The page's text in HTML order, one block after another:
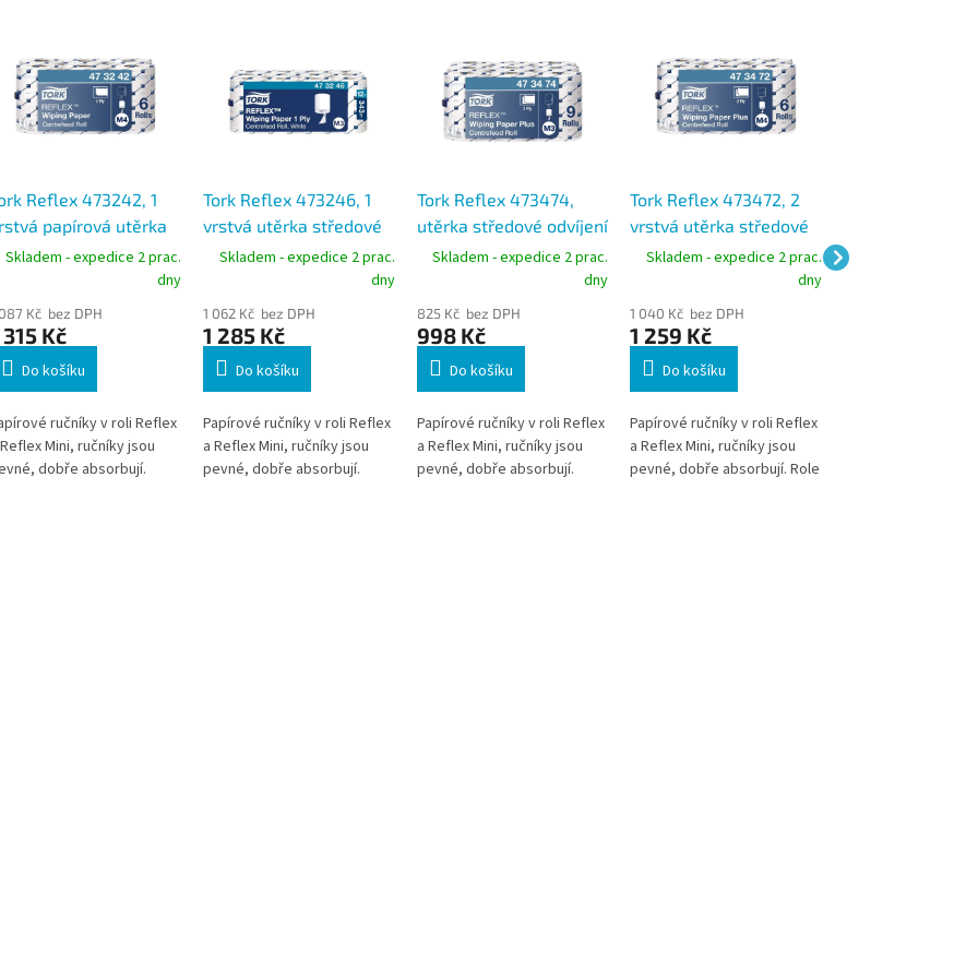
Reflex 473242, 1
papírová utěrka
středové odvíjení bílá,
6 rolí
Skladem - expedice 2 prac.
dny
Kč bez DPH
315 Kč
Do košíku
ručníky v roli Reflex
Mini, ručníky jsou
dobře absorbují.
Tork Reflex 473246, 1
vrstvá utěrka středové
odvíjení bílá, návin 120
Skladem - expedice 2 prac.
dny
1 062 Kč bez DPH
1 285 Kč
Do košíku
Papírové ručníky v roli Reflex
a Reflex Mini, ručníky jsou
pevné, dobře absorbují.
Tork Reflex 473474,
utěrka středové odvíjení
mini bílá 2 vrstvá, návin
67 m, M3, karton 9 rolí
Skladem - expedice 2 prac.
dny
825 Kč bez DPH
998 Kč
Do košíku
Papírové ručníky v roli Reflex
a Reflex Mini, ručníky jsou
pevné, dobře absorbují.
Tork Reflex 473472, 2
vrstvá utěrka středové
odvíjení bílá, návin 120
Skladem - expedice 2 prac.
dny
1 040 Kč bez DPH
1 259 Kč
Do košíku
Papírové ručníky v roli Reflex
a Reflex Mini, ručníky jsou
pevné, dobře absorbují. Role
bílé, 10 rolí